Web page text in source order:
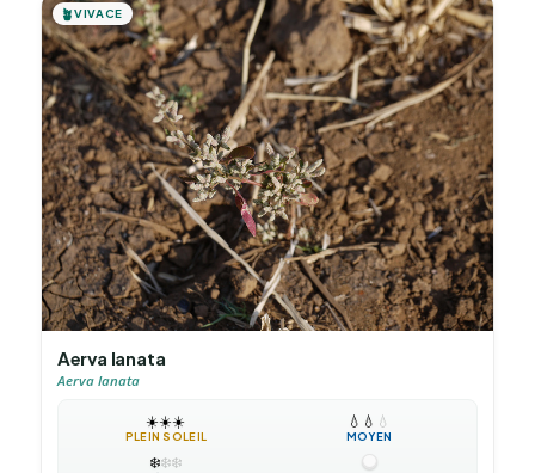
🪴VIVACE
Aerva lanata
Aerva lanata
☀️☀️☀️
PLEIN SOLEIL
💧 💧 💧
MOYEN
❄️❄️❄️